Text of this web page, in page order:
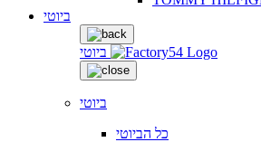
ביוטי
ביוטי
ביוטי
כל הביוטי